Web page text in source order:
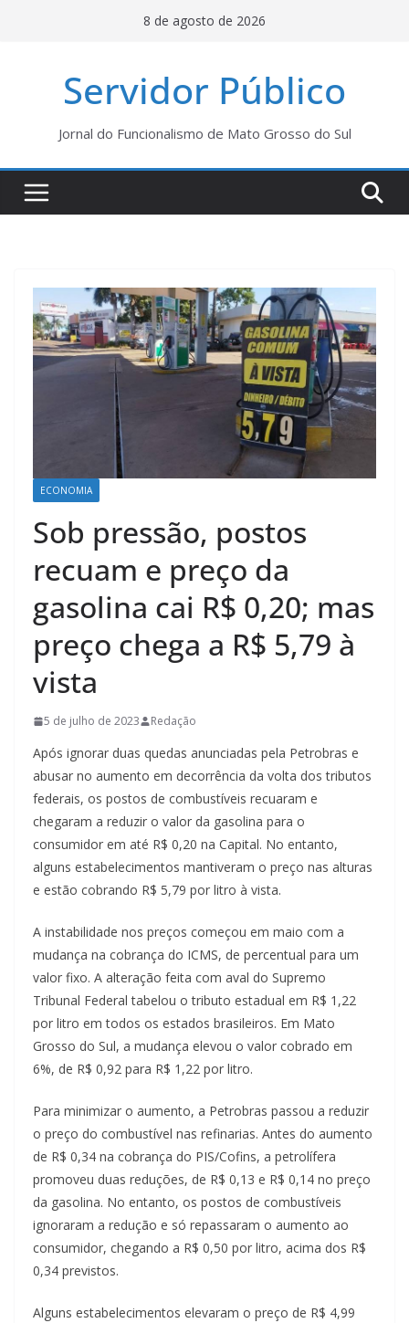
8 de agosto de 2026
Servidor Público
Jornal do Funcionalismo de Mato Grosso do Sul
ECONOMIA
Sob pressão, postos
recuam e preço da
gasolina cai R$ 0,20; mas
preço chega a R$ 5,79 à
vista
5 de julho de 2023 Redação
Após ignorar duas quedas anunciadas pela Petrobras e
abusar no aumento em decorrência da volta dos tributos
federais, os postos de combustíveis recuaram e
chegaram a reduzir o valor da gasolina para o
consumidor em até R$ 0,20 na Capital. No entanto,
alguns estabelecimentos mantiveram o preço nas alturas
e estão cobrando R$ 5,79 por litro à vista.
A instabilidade nos preços começou em maio com a
mudança na cobrança do ICMS, de percentual para um
valor fixo. A alteração feita com aval do Supremo
Tribunal Federal tabelou o tributo estadual em R$ 1,22
por litro em todos os estados brasileiros. Em Mato
Grosso do Sul, a mudança elevou o valor cobrado em
6%, de R$ 0,92 para R$ 1,22 por litro.
Para minimizar o aumento, a Petrobras passou a reduzir
o preço do combustível nas refinarias. Antes do aumento
de R$ 0,34 na cobrança do PIS/Cofins, a petrolífera
promoveu duas reduções, de R$ 0,13 e R$ 0,14 no preço
da gasolina. No entanto, os postos de combustíveis
ignoraram a redução e só repassaram o aumento ao
consumidor, chegando a R$ 0,50 por litro, acima dos R$
0,34 previstos.
Alguns estabelecimentos elevaram o preço de R$ 4,99